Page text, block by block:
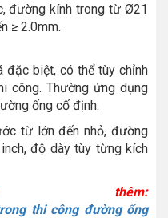
đường kính trong từ Ø21
≥ 2.0mm.
biệt, có thể tùy chỉnh
công. Thường ứng dụng
ống cố định.
từ lớn đến nhỏ, đường
độ dày tùy từng kích
thêm:
thi công đường ống